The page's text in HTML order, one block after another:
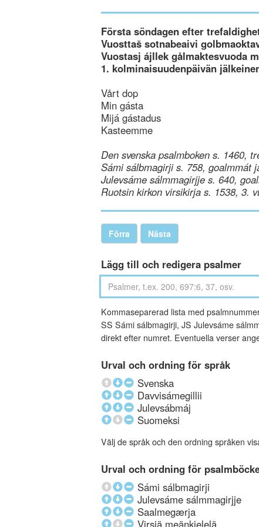
Första söndagen efter
Vuosttaš sotnabeaivi
Vuostasj ájllek gålmaktesvuoda
1. kolminaisuudenpäivän
Vårt dop
Min gásta
Mijá gástadus
Kasteemme
Den svenska psalmboken s. 1460,
Sámi sálbmagirji s. 758, goalmmát
Julevsáme sálmmagirjje s. 640,
Ruotsin kirkon virsikirja s. 1538, 3.
Förra Nästa
Lägg till och redigera psalmer
Kommaseparerad lista med
SS Sámi sálbmagirji, JS Julevsáme
direkt efter numret. Eventuella verser
Urval och ordning för språk
Svenska
Davvisámegillii
Julevsábmáj
Suomeksi
Välj de språk och den ordning språken
Urval och ordning för
Sámi sálbmagirji
Julevsáme sálmmagirjje
Saalmegærja
Virsiä meänkielelä